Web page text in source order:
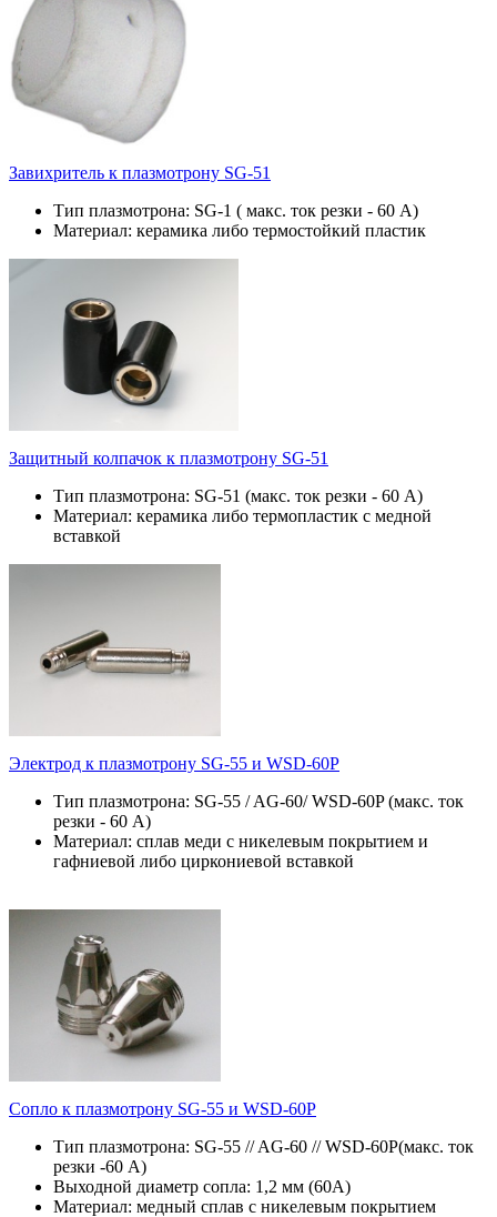
Завихритель к плазмотрону SG-51
Тип плазмотрона: SG-1 ( макс. ток резки - 60 А)
Материал: керамика либо термостойкий пластик
Защитный колпачок к плазмотрону SG-51
Тип плазмотрона: SG-51 (макс. ток резки - 60 А)
Материал: керамика либо термопластик с медной
вставкой
Электрод к плазмотрону SG-55 и WSD-60P
Тип плазмотрона: SG-55 / AG-60/ WSD-60P (макс. ток
резки - 60 А)
Материал: сплав меди с никелевым покрытием и
гафниевой либо циркониевой вставкой
Сопло к плазмотрону SG-55 и WSD-60P
Тип плазмотрона: SG-55 // AG-60 // WSD-60P(макс. ток
резки -60 А)
Выходной диаметр сопла: 1,2 мм (60А)
Материал: медный сплав с никелевым покрытием